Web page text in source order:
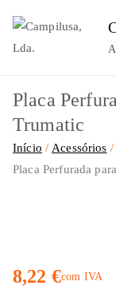
para
conteúdo
Placa
Trumatic
Início Acessórios
Placa Perfurada
8,22 €com IVA